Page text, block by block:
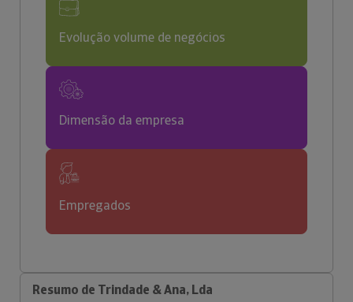
Evolução volume de negócios
Dimensão da empresa
Empregados
Resumo de Trindade & Ana, Lda